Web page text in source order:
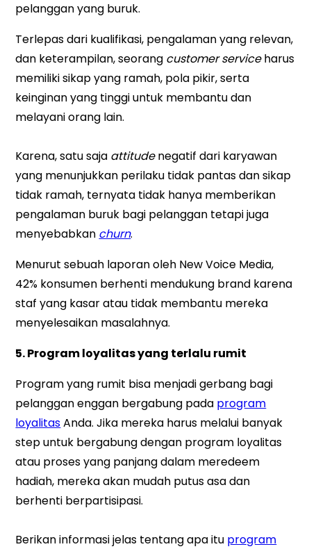
pelanggan yang buruk.
Terlepas dari kualifikasi, pengalaman yang relevan,
dan keterampilan, seorang customer serviceharus
memiliki sikap yang ramah, pola pikir, serta
keinginan yang tinggi untuk membantu dan
melayani orang lain.
Karena, satu saja attitudenegatif dari karyawan
yang menunjukkan perilaku tidak pantas dan sikap
tidak ramah, ternyata tidak hanya memberikan
pengalaman buruk bagi pelanggan tetapi juga
menyebabkan churn.
Menurut sebuah laporan oleh New Voice Media,
42% konsumen berhenti mendukung brand karena
staf yang kasar atau tidak membantu mereka
menyelesaikan masalahnya.
5. Program loyalitas yang terlalu rumit
Program yang rumit bisa menjadi gerbang bagi
pelanggan enggan bergabung pada program
loyalitasAnda. Jika mereka harus melalui banyak
step untuk bergabung dengan program loyalitas
atau proses yang panjang dalam meredeem
hadiah, mereka akan mudah putus asa dan
berhenti berpartisipasi.
Berikan informasi jelas tentang apa itu program